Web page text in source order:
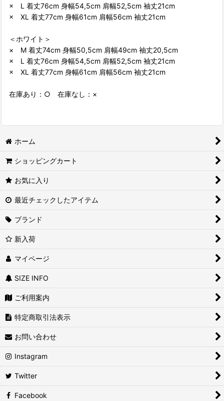
× L 着丈76cm 身幅54,5cm 肩幅52,5cm 袖丈21cm
× XL 着丈77cm 身幅61cm 肩幅56cm 袖丈21cm
＜ホワイト＞
× M 着丈74cm 身幅50,5cm 肩幅49cm 袖丈20,5cm
× L 着丈76cm 身幅54,5cm 肩幅52,5cm 袖丈21cm
× XL 着丈77cm 身幅61cm 肩幅56cm 袖丈21cm
在庫あり：○ 在庫なし：×
ホーム
ショッピングカート
お気に入り
最近チェックしたアイテム
ブランド
新入荷
マイページ
SIZE INFO
ご利用案内
特定商取引法表示
お問い合わせ
Instagram
Twitter
Facebook